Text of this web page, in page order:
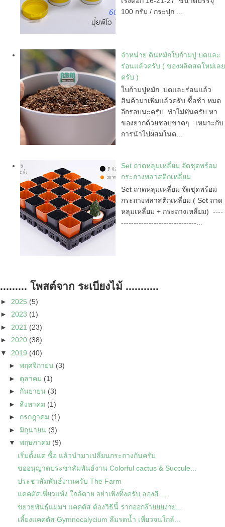
100 กรัม / กระปุก ...
จำหน่าย ดินหมักใบก้ามปู บดและ
ร่อนแล้วครับ ( ของผลิตสดใหม่เลย
ครับ )
ใบก้ามปูหมัก บดและร่อนแล้ว
สินค้ามาเพิ่มแล้วครับ ซื้อช้า หมด
อีกรอบนะครับ ทำไม่ทันครับ หา
ของยากด้วยชอบขาดๆ เหมาะกับ
การนำไปผสมในด...
Set ถาดหลุมเหลี่ยม จัดชุดพร้อม
กระถางพลาสติกเหลี่ยม
Set ถาดหลุมเหลี่ยม จัดชุดพร้อม
กระถางพลาสติกเหลี่ยม ( Set ถาด
หลุมเหลี่ยม + กระถางเหลี่ยม) ----
------------------------------...
......... โพสต์จาก ระเบียงไม้ ...........
► 2025 (5)
► 2023 (1)
► 2021 (23)
► 2020 (38)
▼ 2019 (40)
► พฤศจิกายน (3)
► ตุลาคม (1)
► กันยายน (3)
► สิงหาคม (1)
► กรกฎาคม (1)
► มิถุนายน (3)
▼ พฤษภาคม (9)
เริ่มตั้งแต่ ซื้อ แล้วนำมาเปลี่ยนกระถางกันครับ
ขออนุญาตประชาสัมพันธ์งาน Colorful cactus & Succule...
ประชาสัมพันธ์งานครับ The Farm
แคคตัสเหี่ยวแห้ง ใกล้ตาย อย่าเพิ่งทิ้งครับ ลองสิ ...
ขยายพันธุ์แมมฯ แคคตัส ต้องวิธีนี้ รากออกง๊ายยยง่าย...
เลี้ยงแคคตัส Gymnocalycium ลืมรดน้ำ เหี่ยวจนใกล้...